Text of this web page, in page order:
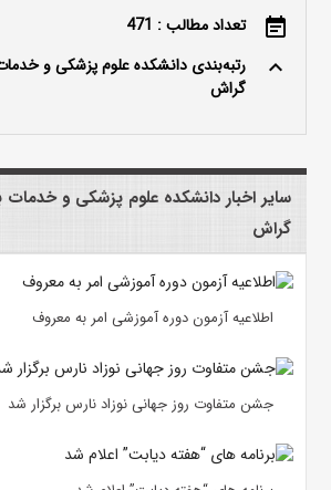
event_note تعداد مطالب : 471
keyboard_arrow_up
رتبه‌بندی دانشکده علوم پزشکی و
گراش
سایر اخبار دانشکده علوم پزشکی و خدمات
گراش
اطلاعیه آزمون دوره آموزشی امر به معروف
جشن متفاوت روز جهانی نوزاد نارس برگزار شد